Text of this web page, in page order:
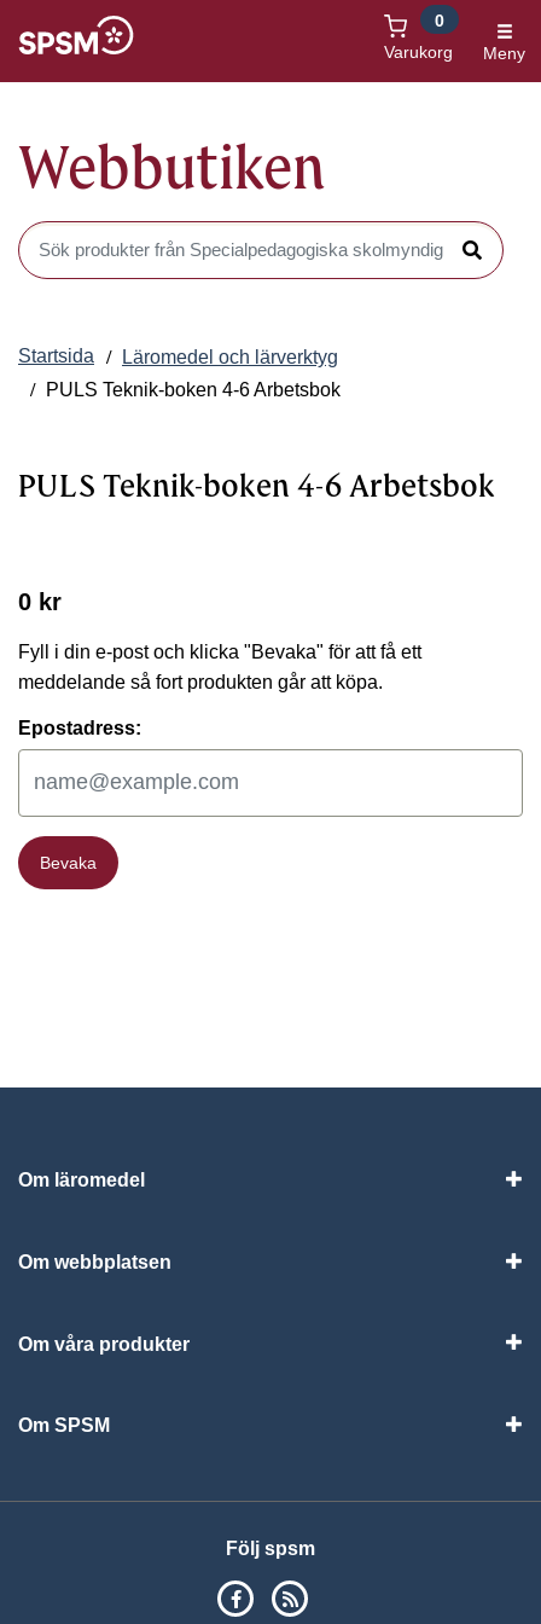
Varukorg
0
Meny
Webbutiken
Sök produkter i Webbutiken
Sök
Startsida
Läromedel och lärverktyg
PULS Teknik-boken 4-6 Arbetsbok
PULS Teknik-boken 4-6 Arbetsbok
0 kr
Fyll i din e-post och klicka "Bevaka" för att få ett
meddelande så fort produkten går att köpa.
Epostadress:
Bevaka
Bevaka
Om läromedel
Om webbplatsen
Om våra produkter
Om SPSM
Följ spsm
SPSM på Facebook